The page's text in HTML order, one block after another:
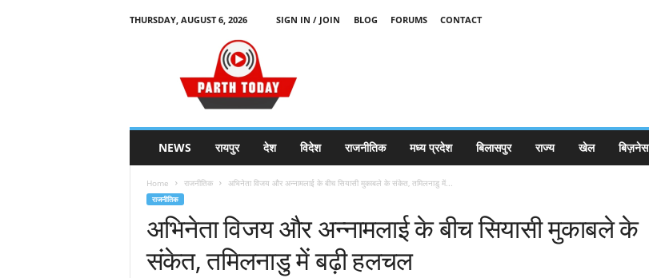
THURSDAY, AUGUST 6, 2026 SIGN IN / JOIN BLOG FORUMS
CONTACT
NEWS रायपुर देश विदेश राजनीतिक मध्य प्रदेश बिलासपुर राज्य खेल बिज़नेस
Home राजनीतिक अभिनेता विजय और अन्नामलाई के बीच सियासी मुकाबले के संकेत, तमिलनाडु में...
राजनीतिक
अभिनेता विजय और अन्नामलाई के बीच सियासी मुकाबले के
संकेत, तमिलनाडु में बढ़ी हलचल